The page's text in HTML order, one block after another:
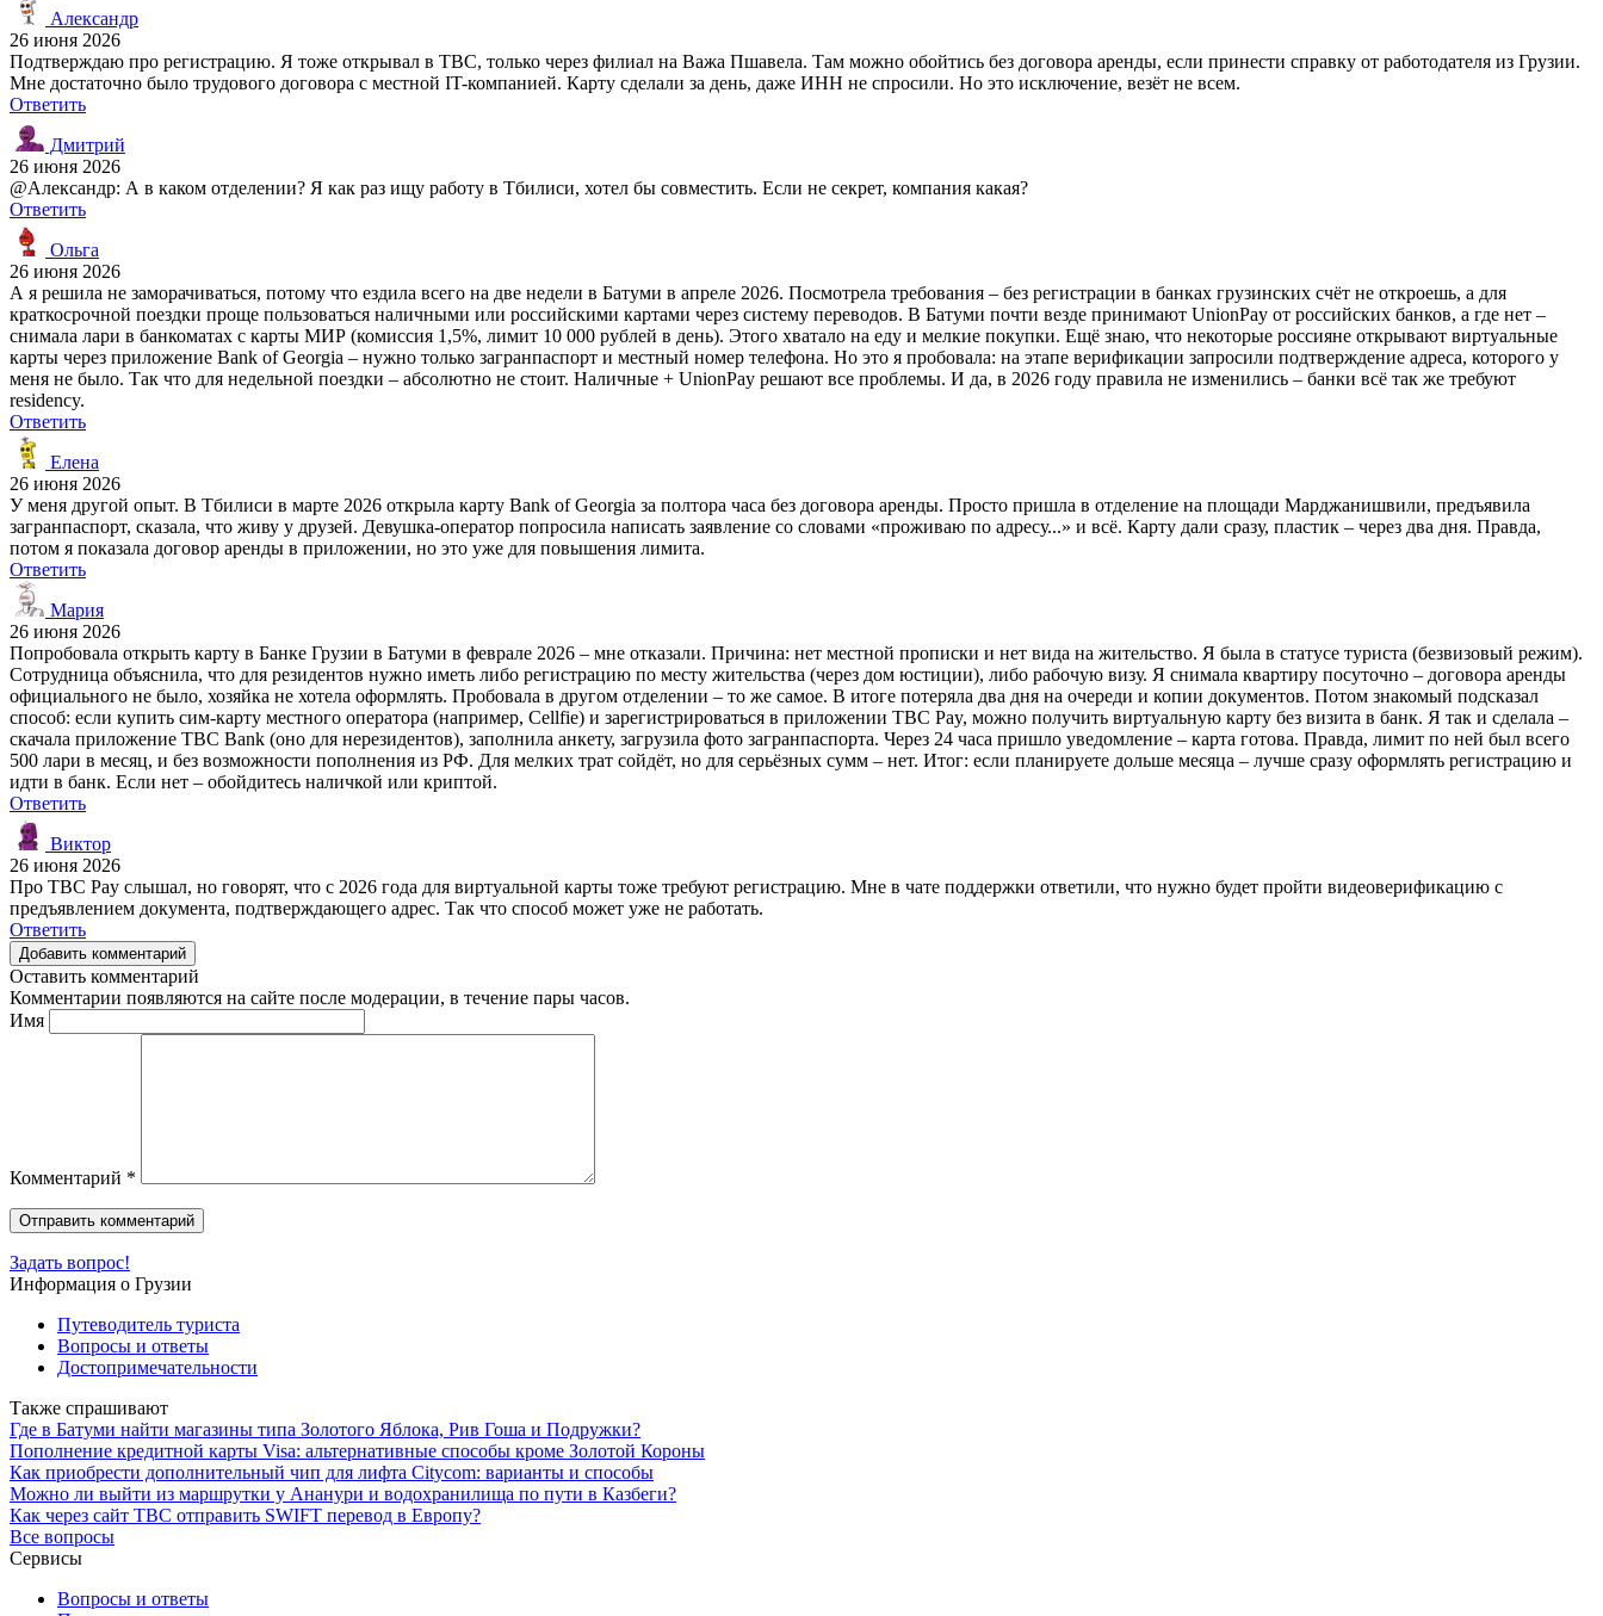
Александр
26 июня 2026
Подтверждаю про регистрацию. Я тоже открывал в TBC, только через филиал на Важа Пшавела. Там можно обойтись без договора аренды, если принести справку от работодателя из Грузии.
Мне достаточно было трудового договора с местной IT-компанией. Карту сделали за день, даже ИНН не спросили. Но это исключение, везёт не всем.
Ответить
Дмитрий
26 июня 2026
@Александр: А в каком отделении? Я как раз ищу работу в Тбилиси, хотел бы совместить. Если не секрет, компания какая?
Ответить
Ольга
26 июня 2026
А я решила не заморачиваться, потому что ездила всего на две недели в Батуми в апреле 2026. Посмотрела требования – без регистрации в банках грузинских счёт не откроешь, а для
краткосрочной поездки проще пользоваться наличными или российскими картами через систему переводов. В Батуми почти везде принимают UnionPay от российских банков, а где нет –
снимала лари в банкоматах с карты МИР (комиссия 1,5%, лимит 10 000 рублей в день). Этого хватало на еду и мелкие покупки. Ещё знаю, что некоторые россияне открывают виртуальные
карты через приложение Bank of Georgia – нужно только загранпаспорт и местный номер телефона. Но это я пробовала: на этапе верификации запросили подтверждение адреса, которого у
меня не было. Так что для недельной поездки – абсолютно не стоит. Наличные + UnionPay решают все проблемы. И да, в 2026 году правила не изменились – банки всё так же требуют
residency.
Ответить
Елена
26 июня 2026
У меня другой опыт. В Тбилиси в марте 2026 открыла карту Bank of Georgia за полтора часа без договора аренды. Просто пришла в отделение на площади Марджанишвили, предъявила
загранпаспорт, сказала, что живу у друзей. Девушка-оператор попросила написать заявление со словами «проживаю по адресу...» и всё. Карту дали сразу, пластик – через два дня. Правда,
потом я показала договор аренды в приложении, но это уже для повышения лимита.
Ответить
Мария
26 июня 2026
Попробовала открыть карту в Банке Грузии в Батуми в феврале 2026 – мне отказали. Причина: нет местной прописки и нет вида на жительство. Я была в статусе туриста (безвизовый режим).
Сотрудница объяснила, что для резидентов нужно иметь либо регистрацию по месту жительства (через дом юстиции), либо рабочую визу. Я снимала квартиру посуточно – договора аренды
официального не было, хозяйка не хотела оформлять. Пробовала в другом отделении – то же самое. В итоге потеряла два дня на очереди и копии документов. Потом знакомый подсказал
способ: если купить сим-карту местного оператора (например, Cellfie) и зарегистрироваться в приложении TBC Pay, можно получить виртуальную карту без визита в банк. Я так и сделала –
скачала приложение TBC Bank (оно для нерезидентов), заполнила анкету, загрузила фото загранпаспорта. Через 24 часа пришло уведомление – карта готова. Правда, лимит по ней был всего
500 лари в месяц, и без возможности пополнения из РФ. Для мелких трат сойдёт, но для серьёзных сумм – нет. Итог: если планируете дольше месяца – лучше сразу оформлять регистрацию и
идти в банк. Если нет – обойдитесь наличкой или криптой.
Ответить
Виктор
26 июня 2026
Про TBC Pay слышал, но говорят, что с 2026 года для виртуальной карты тоже требуют регистрацию. Мне в чате поддержки ответили, что нужно будет пройти видеоверификацию с
предъявлением документа, подтверждающего адрес. Так что способ может уже не работать.
Ответить
Добавить комментарий
Оставить комментарий
Комментарии появляются на сайте после модерации, в течение пары часов.
Имя
Комментарий *
Задать вопрос!
Информация о Грузии
Путеводитель туриста
Вопросы и ответы
Достопримечательности
Также спрашивают
Где в Батуми найти магазины типа Золотого Яблока, Рив Гоша и Подружки?
Пополнение кредитной карты Visa: альтернативные способы кроме Золотой Короны
Как приобрести дополнительный чип для лифта Citycom: варианты и способы
Можно ли выйти из маршрутки у Ананури и водохранилища по пути в Казбеги?
Как через сайт TBC отправить SWIFT перевод в Европу?
Все вопросы
Сервисы
Вопросы и ответы